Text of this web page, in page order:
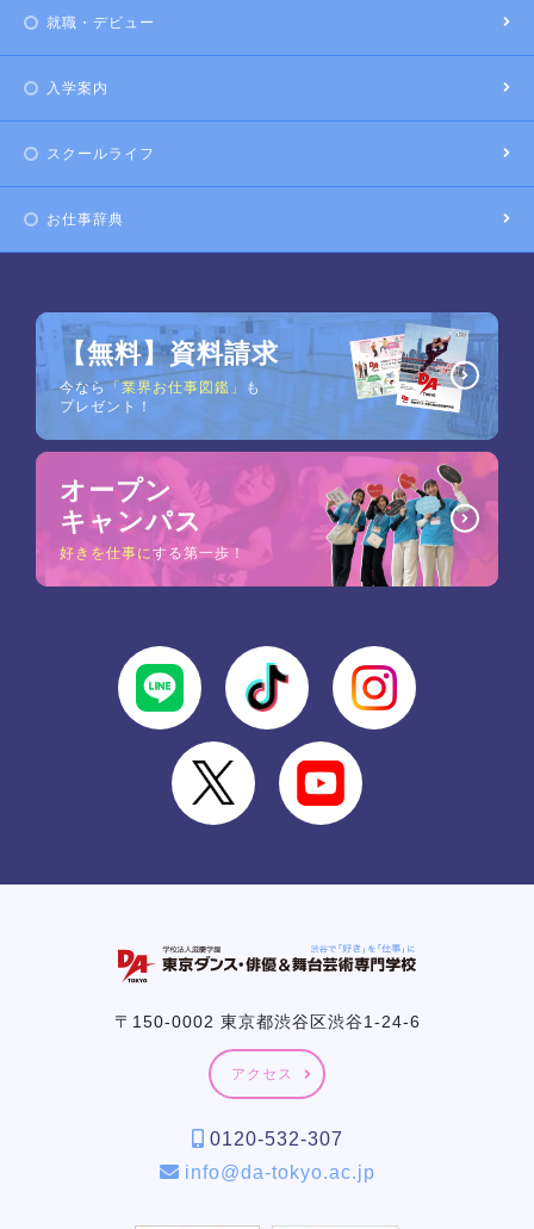
就職・デビュー
入学案内
スクールライフ
お仕事辞典
【無料】資料請求
今なら「業界お仕事図鑑」
も
プレゼント！
オープン
キャンパス
好きを仕事にする第一歩！
〒150-0002 東京都渋谷区渋谷1-24-6
アクセス
0120-532-307
info@da-tokyo.ac.jp